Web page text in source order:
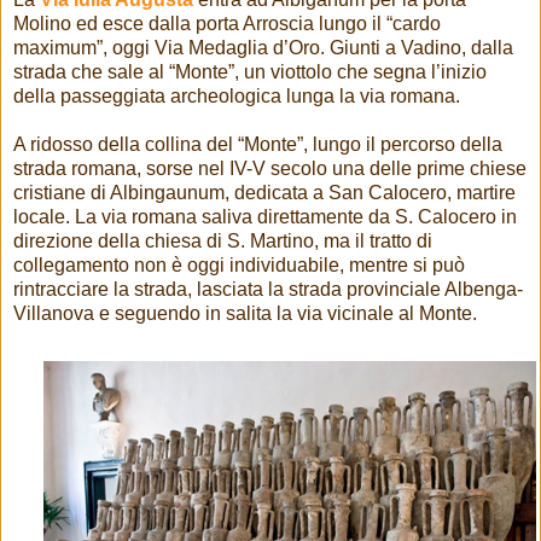
Molino ed esce dalla porta Arroscia lungo il “cardo
maximum”, oggi Via Medaglia d’Oro. Giunti a Vadino, dalla
strada che sale al “Monte”, un viottolo che segna l’inizio
della passeggiata archeologica lunga la via romana.
A ridosso della collina del “Monte”, lungo il percorso della
strada romana, sorse nel IV-V secolo una delle prime chiese
cristiane di Albingaunum, dedicata a San Calocero, martire
locale. La via romana saliva direttamente da S. Calocero in
direzione della chiesa di S. Martino, ma il tratto di
collegamento non è oggi individuabile, mentre si può
rintracciare la strada, lasciata la strada provinciale Albenga-
Villanova e seguendo in salita la via vicinale al Monte.